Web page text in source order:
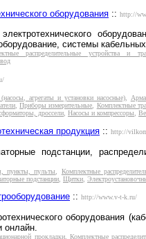
оборудования :: http://
системы
распределительные устройства и
агрегаты и установки насосные),
,Приборы измерительные, Комплектные
дроссели, Насосы и компрессоры,
продукция :: http://
подстанции,
пункты, пульты
Комплектные
подстанции Щитки
:: http://www.v-t-k.ru/
оборудования
онлайн.
прокладки, Комплектные